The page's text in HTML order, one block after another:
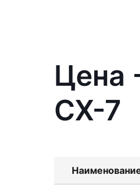
Цена
CX-7